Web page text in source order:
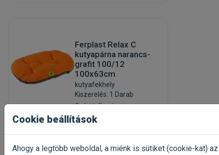
Ferplast Relax C
kutyapárna narancs-
grafit 100/12
100x63cm
kutyafekhely
Kiszerelés: 1 Darab
Gyártó:Ferplast
Egységár:
Raktáron, utolsó
darabok
Cookie beállítások
Ahogy a legtöbb weboldal, a miénk is sütiket (cookie-kat)